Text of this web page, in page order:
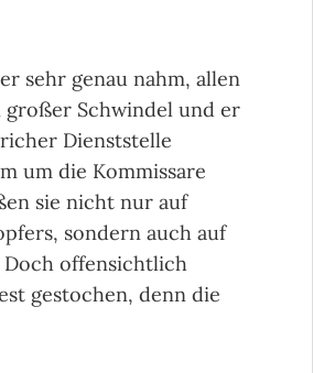
sehr genau nahm, allen
großer Schwindel und er
Dienststelle
um die Kommissare
sie nicht nur auf
sondern auch auf
Doch offensichtlich
gestochen, denn die